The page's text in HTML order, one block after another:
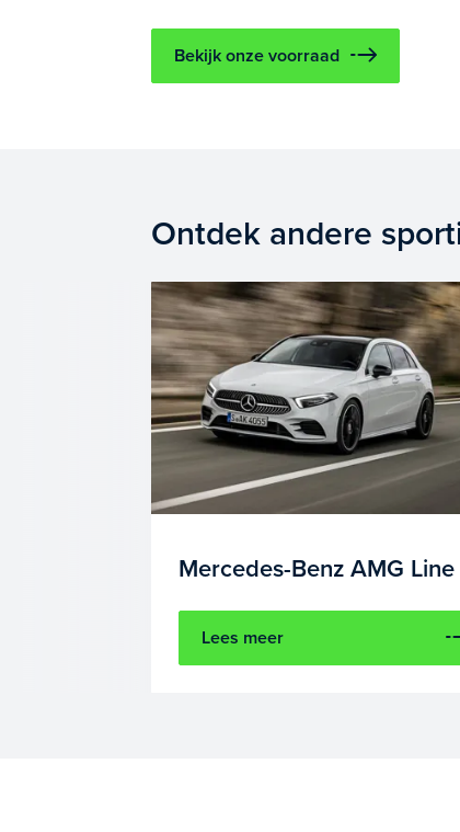
Bekijk onze voorraad
Ontdek andere
Mercedes-Benz AMG Line
Lees meer